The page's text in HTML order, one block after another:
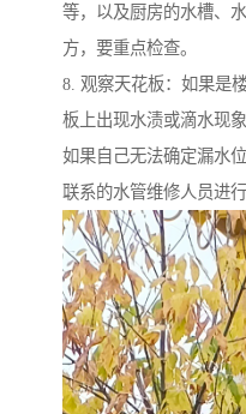
等，以及厨房的水槽、
方，要重点检查。
8. 观察天花板：如果是
板上出现水渍或滴水现象
如果自己无法确定漏水
联系的水管维修人员进